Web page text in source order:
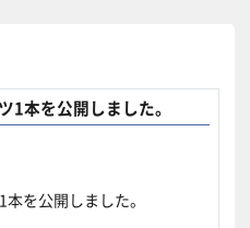
1本を公開しました。
を公開しました。